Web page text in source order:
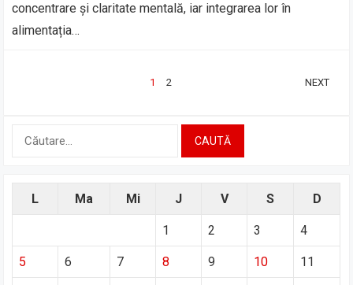
concentrare și claritate mentală, iar integrarea lor în
alimentația…
1 2 NEXT
Caută
L Ma Mi J V S D
1 2 3 4
5 6 7 8 9 10 11